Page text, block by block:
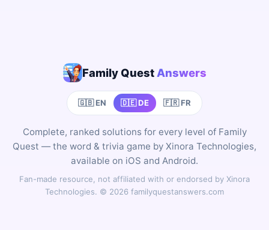
Family Quest Answers
🇬🇧 EN 🇩🇪 DE 🇫🇷 FR
Complete, ranked solutions for every level of Family
Quest — the word & trivia game by Xinora Technologies,
available on iOS and Android.
Fan-made resource, not affiliated with or endorsed by Xinora
Technologies. © 2026 familyquestanswers.com